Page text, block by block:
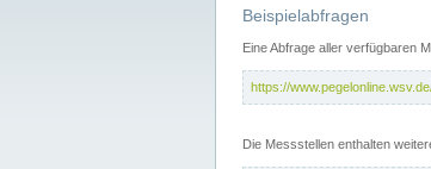
Beispielabfragen
Eine Abfrage aller verfügbaren
https://
Die Messstellen enthalten